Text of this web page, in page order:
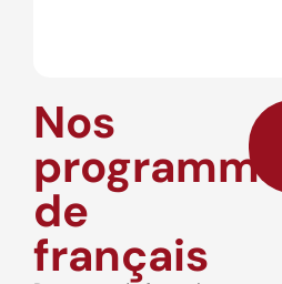
Nos
programmes
de
français